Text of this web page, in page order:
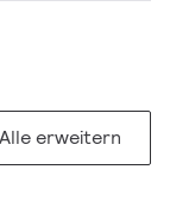
Alle erweitern